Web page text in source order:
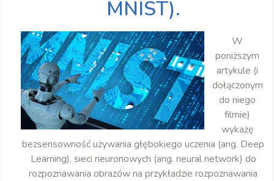
MNIST).
W
poniższym
artykule (i
dołączonym
do niego
filmie)
wykażę
bezsensowność używania głębokiego uczenia (ang. Deep
Learning), sieci neuronowych (ang. neural network) do
rozpoznawania obrazów na przykładzie rozpoznawania